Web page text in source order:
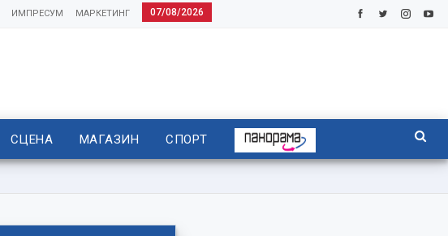
07/08/2026
МАРКЕТИНГ
ИМПРЕСУМ
СЦЕНА МАГАЗИН СПОРТ